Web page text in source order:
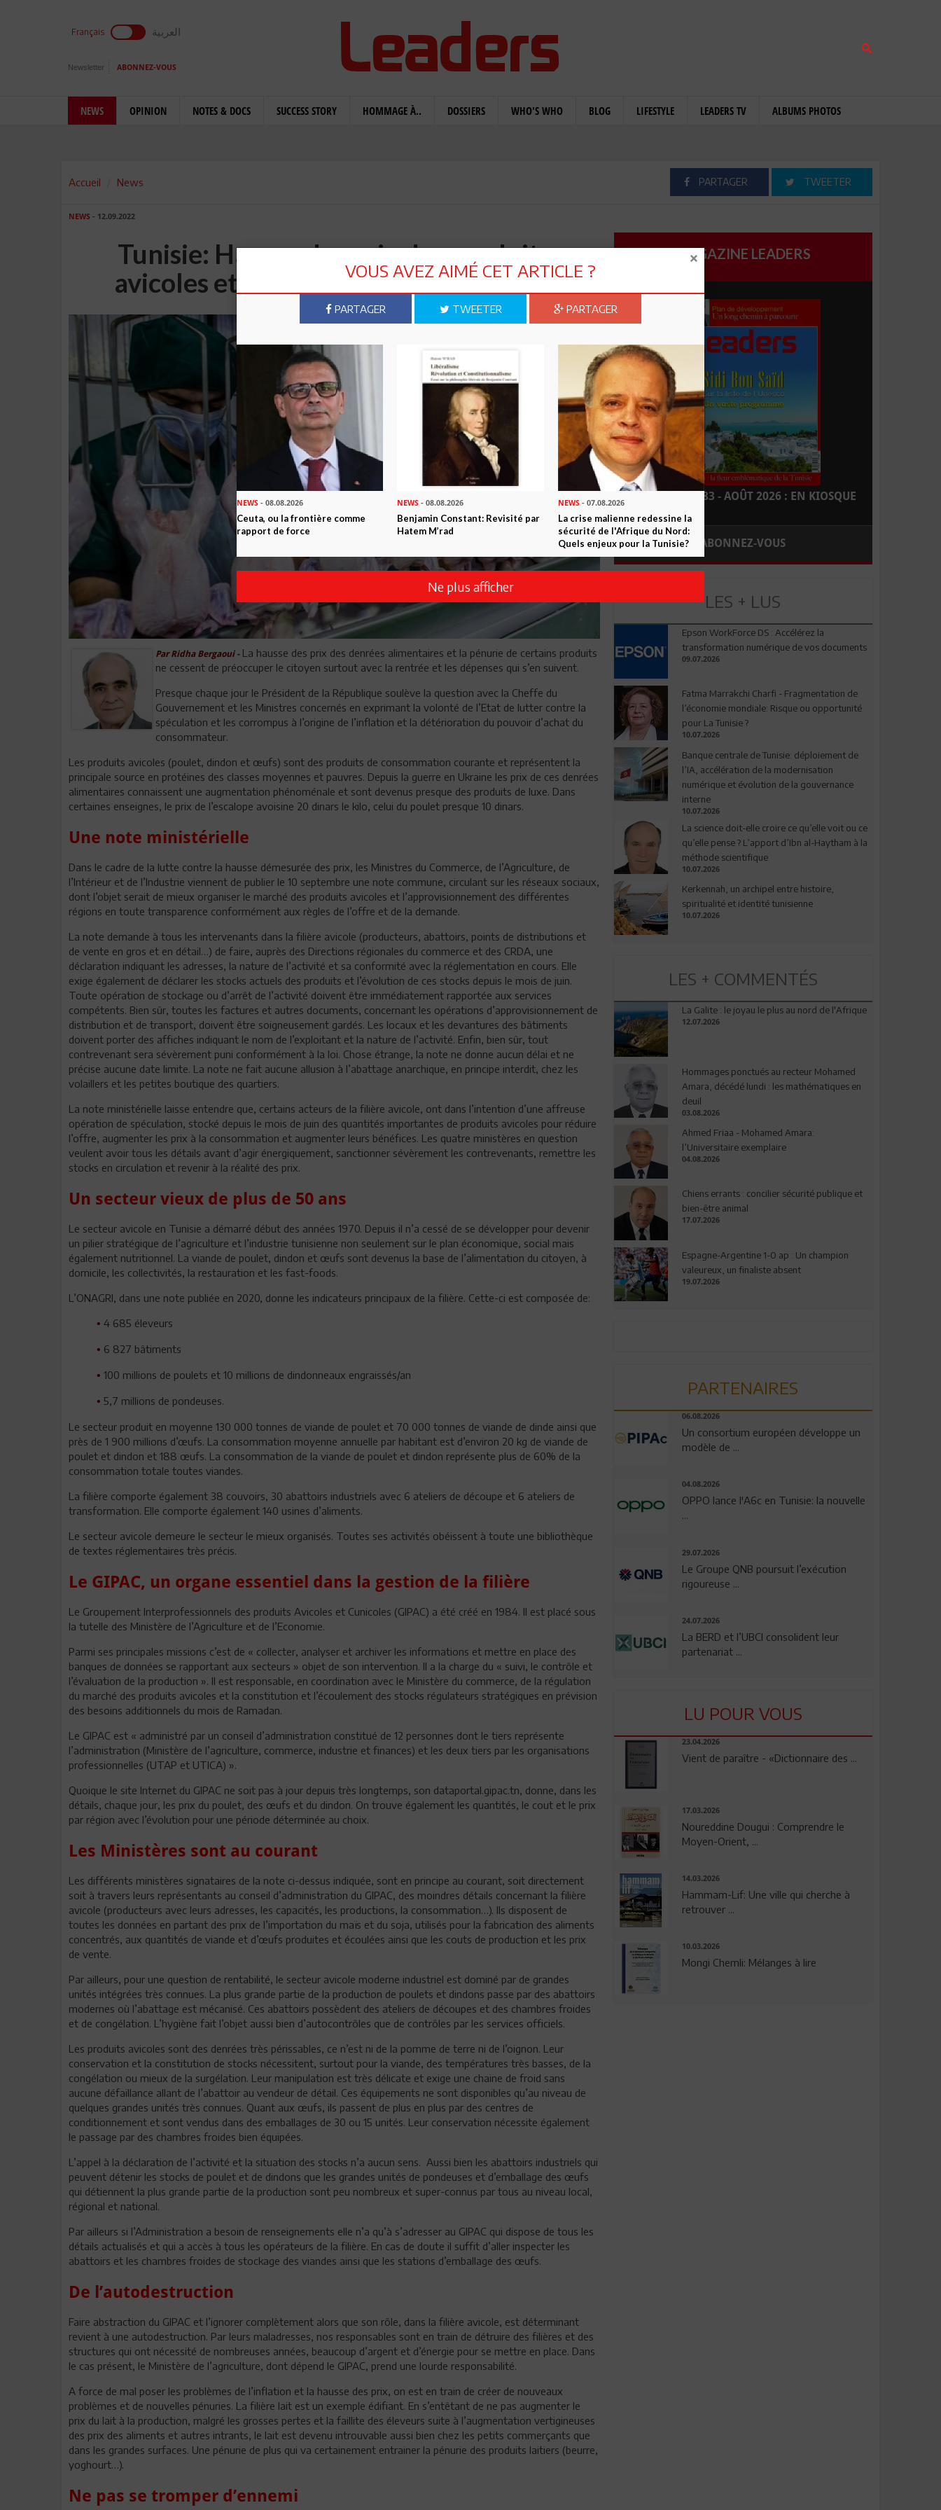
Français العربية
Newsletter ABONNEZ-VOUS
NEWS OPINION NOTES & DOCS SUCCESS STORY HOMMAGE À.. DOSSIERS WHO'S WHO BLOG LIFESTYLE LEADERS TV ALBUMS PHOTOS
Accueil News PARTAGER TWEETER
NEWS - 12.09.2022
Tunisie: Hausse des prix des produits
avicoles et lutte contre la spéculation
Par Ridha Bergaoui -La hausse des prix des denrées alimentaires et la pénurie de certains produits
ne cessent de préoccuper le citoyen surtout avec la rentrée et les dépenses qui s’en suivent.
Presque chaque jour le Président de la République soulève la question avec la Cheffe du
Gouvernement et les Ministres concernés en exprimant la volonté de l’Etat de lutter contre la
spéculation et les corrompus à l’origine de l’inflation et la détérioration du pouvoir d’achat du
consommateur.
Les produits avicoles (poulet, dindon et œufs) sont des produits de consommation courante et représentent la
principale source en protéines des classes moyennes et pauvres. Depuis la guerre en Ukraine les prix de ces denrées
alimentaires connaissent une augmentation phénoménale et sont devenus presque des produits de luxe. Dans
certaines enseignes, le prix de l’escalope avoisine 20 dinars le kilo, celui du poulet presque 10 dinars.
Une note ministérielle
Dans le cadre de la lutte contre la hausse démesurée des prix, les Ministres du Commerce, de l’Agriculture, de
l’Intérieur et de l’Industrie viennent de publier le 10 septembre une note commune, circulant sur les réseaux sociaux,
dont l’objet serait de mieux organiser le marché des produits avicoles et l’approvisionnement des différentes
régions en toute transparence conformément aux règles de l’offre et de la demande.
La note demande à tous les intervenants dans la filière avicole (producteurs, abattoirs, points de distributions et
de vente en gros et en détail…) de faire, auprès des Directions régionales du commerce et des CRDA, une
déclaration indiquant les adresses, la nature de l’activité et sa conformité avec la réglementation en cours. Elle
exige également de déclarer les stocks actuels des produits et l’évolution de ces stocks depuis le mois de juin.
Toute opération de stockage ou d’arrêt de l’activité doivent être immédiatement rapportée aux services
compétents. Bien sûr, toutes les factures et autres documents, concernant les opérations d’approvisionnement de
distribution et de transport, doivent être soigneusement gardés. Les locaux et les devantures des bâtiments
doivent porter des affiches indiquant le nom de l’exploitant et la nature de l’activité. Enfin, bien sûr, tout
contrevenant sera sévèrement puni conformément à la loi. Chose étrange, la note ne donne aucun délai et ne
précise aucune date limite. La note ne fait aucune allusion à l’abattage anarchique, en principe interdit, chez les
volaillers et les petites boutique des quartiers.
La note ministérielle laisse entendre que, certains acteurs de la filière avicole, ont dans l’intention d’une affreuse
opération de spéculation, stocké depuis le mois de juin des quantités importantes de produits avicoles pour réduire
l’offre, augmenter les prix à la consommation et augmenter leurs bénéfices. Les quatre ministères en question
veulent avoir tous les détails avant d’agir énergiquement, sanctionner sévèrement les contrevenants, remettre les
stocks en circulation et revenir à la réalité des prix.
Un secteur vieux de plus de 50 ans
Le secteur avicole en Tunisie a démarré début des années 1970. Depuis il n’a cessé de se développer pour devenir
un pilier stratégique de l’agriculture et l’industrie tunisienne non seulement sur le plan économique, social mais
également nutritionnel. La viande de poulet, dindon et œufs sont devenus la base de l’alimentation du citoyen, à
domicile, les collectivités, la restauration et les fast-foods.
L’ONAGRI, dans une note publiée en 2020, donne les indicateurs principaux de la filière. Cette-ci est composée de:
• 4 685 éleveurs
• 6 827 bâtiments
• 100 millions de poulets et 10 millions de dindonneaux engraissés/an
• 5,7 millions de pondeuses.
Le secteur produit en moyenne 130 000 tonnes de viande de poulet et 70 000 tonnes de viande de dinde ainsi que
près de 1 900 millions d’œufs. La consommation moyenne annuelle par habitant est d’environ 20 kg de viande de
poulet et dindon et 188 œufs. La consommation de la viande de poulet et dindon représente plus de 60% de la
consommation totale toutes viandes.
La filière comporte également 38 couvoirs, 30 abattoirs industriels avec 6 ateliers de découpe et 6 ateliers de
transformation. Elle comporte également 140 usines d’aliments.
Le secteur avicole demeure le secteur le mieux organisés. Toutes ses activités obéissent à toute une bibliothèque
de textes réglementaires très précis.
Le GIPAC, un organe essentiel dans la gestion de la filière
Le Groupement Interprofessionnels des produits Avicoles et Cunicoles (GIPAC) a été créé en 1984. Il est placé sous
la tutelle des Ministère de l’Agriculture et de l’Economie.
Parmi ses principales missions c’est de « collecter, analyser et archiver les informations et mettre en place des
banques de données se rapportant aux secteurs » objet de son intervention. Il a la charge du « suivi, le contrôle et
l’évaluation de la production ». Il est responsable, en coordination avec le Ministère du commerce, de la régulation
du marché des produits avicoles et la constitution et l’écoulement des stocks régulateurs stratégiques en prévision
des besoins additionnels du mois de Ramadan.
Le GIPAC est « administré par un conseil d’administration constitué de 12 personnes dont le tiers représente
l’administration (Ministère de l’agriculture, commerce, industrie et finances) et les deux tiers par les organisations
professionnelles (UTAP et UTICA) ».
Quoique le site Internet du GIPAC ne soit pas à jour depuis très longtemps, son dataportal.gipac.tn, donne, dans les
détails, chaque jour, les prix du poulet, des œufs et du dindon. On trouve également les quantités, le cout et le prix
par région avec l’évolution pour une période déterminée au choix.
Les Ministères sont au courant
Les différents ministères signataires de la note ci-dessus indiquée, sont en principe au courant, soit directement
soit à travers leurs représentants au conseil d’administration du GIPAC, des moindres détails concernant la filière
avicole (producteurs avec leurs adresses, les capacités, les productions, la consommation…). Ils disposent de
toutes les données en partant des prix de l’importation du maïs et du soja, utilisés pour la fabrication des aliments
concentrés, aux quantités de viande et d’œufs produites et écoulées ainsi que les couts de production et les prix
de vente.
Par ailleurs, pour une question de rentabilité, le secteur avicole moderne industriel est dominé par de grandes
unités intégrées très connues. La plus grande partie de la production de poulets et dindons passe par des abattoirs
modernes où l’abattage est mécanisé. Ces abattoirs possèdent des ateliers de découpes et des chambres froides
et de congélation. L’hygiène fait l’objet aussi bien d’autocontrôles que de contrôles par les services officiels.
Les produits avicoles sont des denrées très périssables, ce n’est ni de la pomme de terre ni de l’oignon. Leur
conservation et la constitution de stocks nécessitent, surtout pour la viande, des températures très basses, de la
congélation ou mieux de la surgélation. Leur manipulation est très délicate et exige une chaine de froid sans
aucune défaillance allant de l’abattoir au vendeur de détail. Ces équipements ne sont disponibles qu’au niveau de
quelques grandes unités très connues. Quant aux œufs, ils passent de plus en plus par des centres de
conditionnement et sont vendus dans des emballages de 30 ou 15 unités. Leur conservation nécessite également
le passage par des chambres froides bien équipées.
L’appel à la déclaration de l’activité et la situation des stocks n’a aucun sens. Aussi bien les abattoirs industriels qui
peuvent détenir les stocks de poulet et de dindons que les grandes unités de pondeuses et d’emballage des œufs
qui détiennent la plus grande partie de la production sont peu nombreux et super-connus par tous au niveau local,
régional et national.
Par ailleurs si l’Administration a besoin de renseignements elle n’a qu’à s’adresser au GIPAC qui dispose de tous les
détails actualisés et qui a accès à tous les opérateurs de la filière. En cas de doute il suffit d’aller inspecter les
abattoirs et les chambres froides de stockage des viandes ainsi que les stations d’emballage des œufs.
De l’autodestruction
Faire abstraction du GIPAC et l’ignorer complètement alors que son rôle, dans la filière avicole, est déterminant
revient à une autodestruction. Par leurs maladresses, nos responsables sont en train de détruire des filières et des
structures qui ont nécessité de nombreuses années, beaucoup d’argent et d’énergie pour se mettre en place. Dans
le cas présent, le Ministère de l’agriculture, dont dépend le GIPAC, prend une lourde responsabilité.
A force de mal poser les problèmes de l’inflation et la hausse des prix, on est en train de créer de nouveaux
problèmes et de nouvelles pénuries. La filière lait est un exemple édifiant. En s’entêtant de ne pas augmenter le
prix du lait à la production, malgré les grosses pertes et la faillite des éleveurs suite à l’augmentation vertigineuses
des prix des aliments et autres intrants, le lait est devenu introuvable aussi bien chez les petits commerçants que
dans les grandes surfaces. Une pénurie de plus qui va certainement entrainer la pénurie des produits laitiers (beurre,
yoghourt…).
Ne pas se tromper d’ennemi
MAGAZINE LEADERS
LEADERS N° 183 - AOÛT 2026 : EN KIOSQUE
ABONNEZ-VOUS
LES + LUS
Epson WorkForce DS : Accélérez la
transformation numérique de vos documents
09.07.2026
Fatma Marrakchi Charfi - Fragmentation de
l’économie mondiale: Risque ou opportunité
pour La Tunisie ?
10.07.2026
Banque centrale de Tunisie: déploiement de
l’IA, accélération de la modernisation
numérique et évolution de la gouvernance
interne
10.07.2026
La science doit-elle croire ce qu’elle voit ou ce
qu’elle pense ? L’apport d’Ibn al-Haytham à la
méthode scientifique
10.07.2026
Kerkennah, un archipel entre histoire,
spiritualité et identité tunisienne
10.07.2026
LES + COMMENTÉS
La Galite : le joyau le plus au nord de l'Afrique
12.07.2026
Hommages ponctués au recteur Mohamed
Amara, décédé lundi : les mathématiques en
deuil
03.08.2026
Ahmed Friaa - Mohamed Amara:
l’Universitaire exemplaire
04.08.2026
Chiens errants : concilier sécurité publique et
bien-être animal
17.07.2026
Espagne-Argentine 1-0 ap : Un champion
valeureux, un finaliste absent
19.07.2026
PARTENAIRES
06.08.2026
Un consortium européen développe un
modèle de ...
04.08.2026
OPPO lance l'A6c en Tunisie: la nouvelle
...
29.07.2026
Le Groupe QNB poursuit l’exécution
rigoureuse ...
24.07.2026
La BERD et l’UBCI consolident leur
partenariat ...
LU POUR VOUS
23.04.2026
Vient de paraître - «Dictionnaire des ...
17.03.2026
Noureddine Dougui : Comprendre le
Moyen-Orient, ...
14.03.2026
Hammam-Lif: Une ville qui cherche à
retrouver ...
10.03.2026
Mongi Chemli: Mélanges à lire
VOUS AVEZ AIMÉ CET ARTICLE ?
PARTAGER TWEETER PARTAGER
NEWS - 08.08.2026
Ceuta, ou la frontière comme
rapport de force
NEWS - 08.08.2026
Benjamin Constant: Revisité par
Hatem M’rad
NEWS- 07.08.2026
La crise malienne redessine la
sécurité de l'Afrique du Nord:
Quels enjeux pour la Tunisie?
Ne plus afficher